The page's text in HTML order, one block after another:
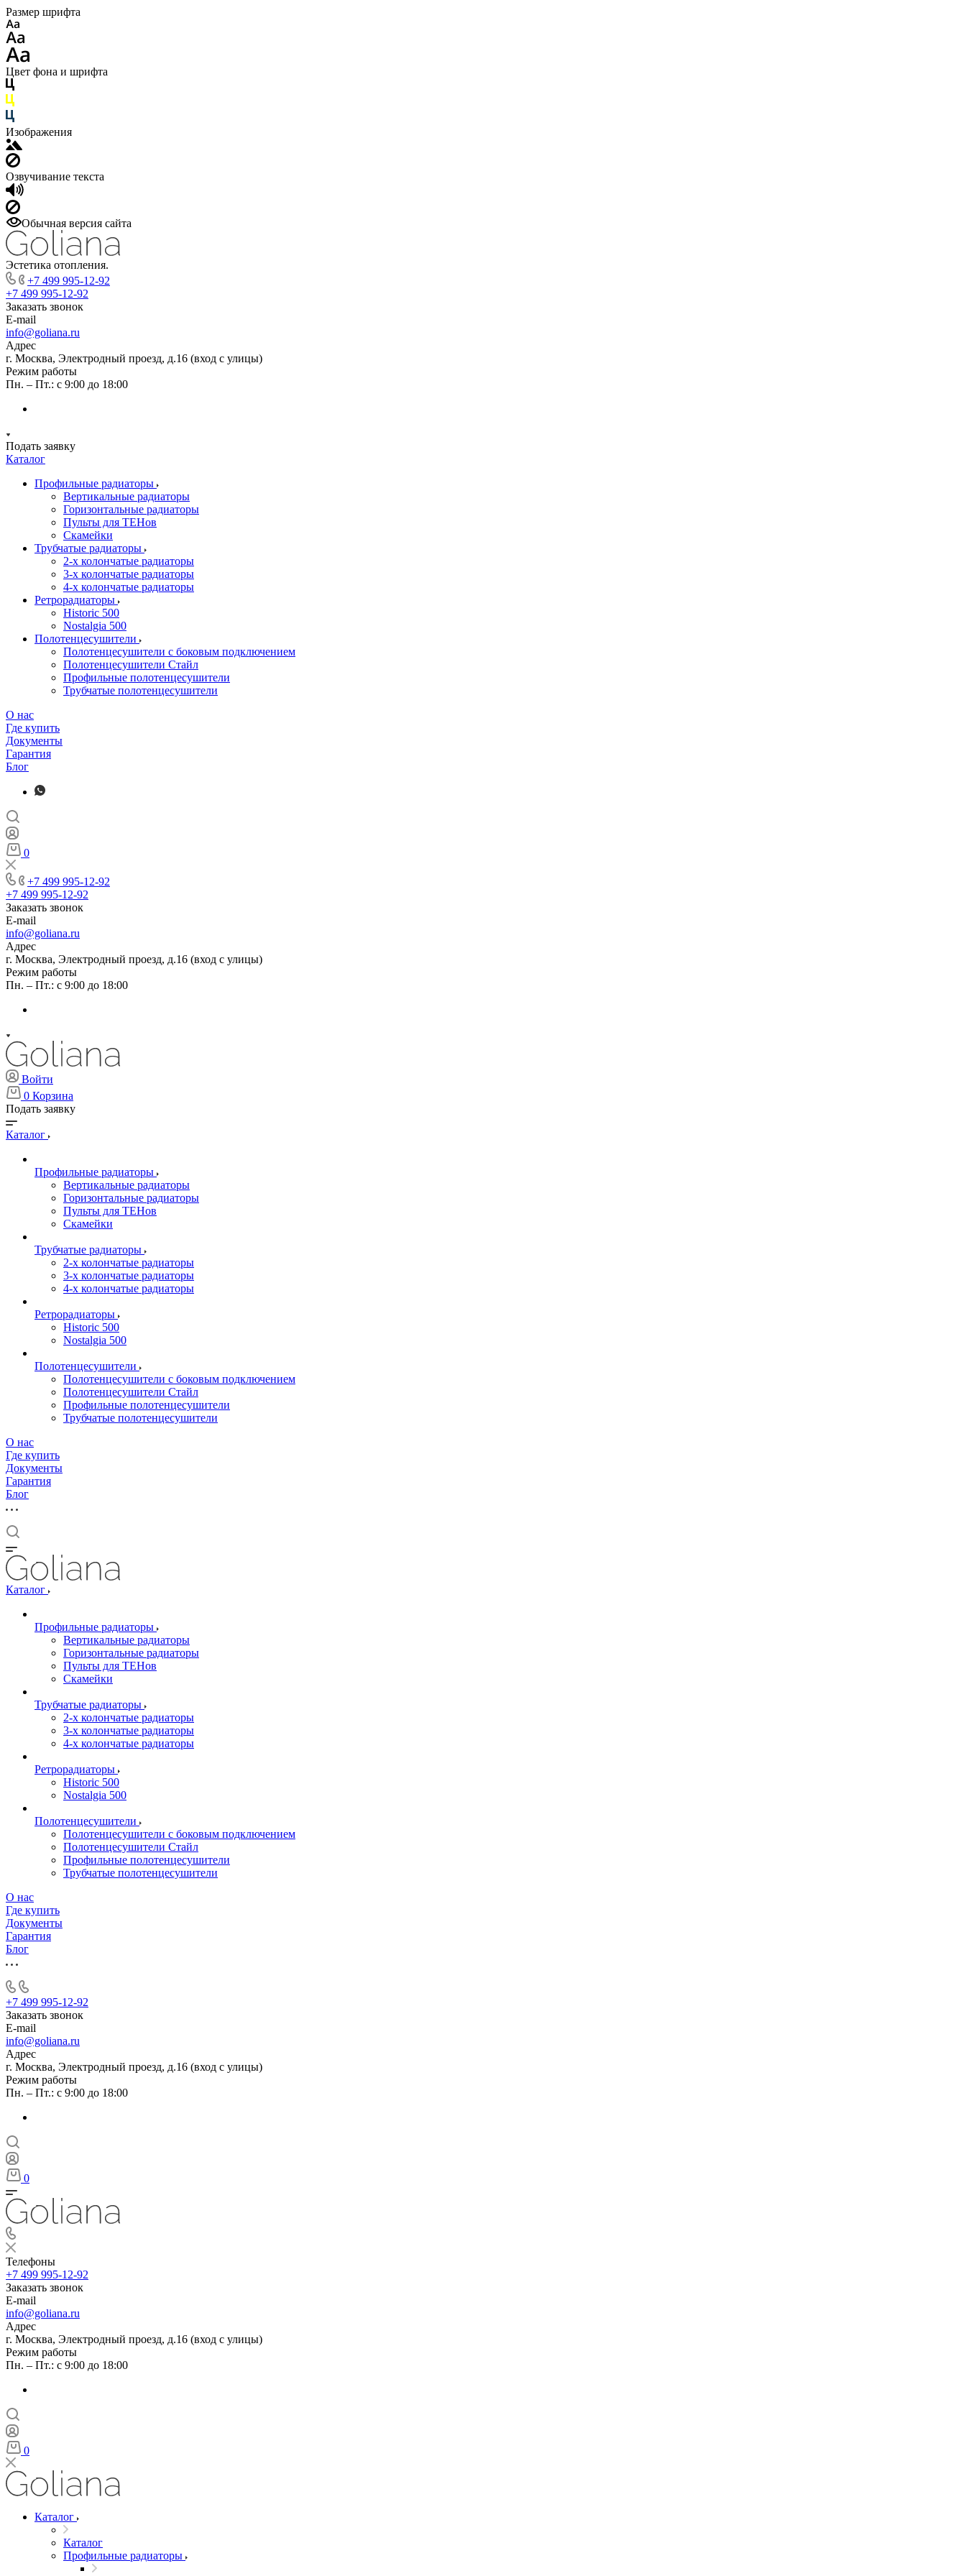
Размер шрифта
Цвет фона и шрифта
Изображения
Озвучивание текста
Обычная версия сайта
Эстетика отопления.
+7 499 995-12-92
+7 499 995-12-92
Заказать звонок
E-mail
info@goliana.ru
Адрес
г. Москва, Электродный проезд, д.16 (вход с улицы)
Режим работы
Пн. – Пт.: с 9:00 до 18:00
Подать заявку
Каталог
Профильные радиаторы
Вертикальные радиаторы
Горизонтальные радиаторы
Пульты для ТЕНов
Скамейки
Трубчатые радиаторы
2-х колончатые радиаторы
3-х колончатые радиаторы
4-х колончатые радиаторы
Ретрорадиаторы
Historic 500
Nostalgia 500
Полотенцесушители
Полотенцесушители с боковым подключением
Полотенцесушители Стайл
Профильные полотенцесушители
Трубчатые полотенцесушители
О нас
Где купить
Документы
Гарантия
Блог
0
+7 499 995-12-92
+7 499 995-12-92
Заказать звонок
E-mail
info@goliana.ru
Адрес
г. Москва, Электродный проезд, д.16 (вход с улицы)
Режим работы
Пн. – Пт.: с 9:00 до 18:00
Войти
0 Корзина
Подать заявку
Каталог
Профильные радиаторы
Вертикальные радиаторы
Горизонтальные радиаторы
Пульты для ТЕНов
Скамейки
Трубчатые радиаторы
2-х колончатые радиаторы
3-х колончатые радиаторы
4-х колончатые радиаторы
Ретрорадиаторы
Historic 500
Nostalgia 500
Полотенцесушители
Полотенцесушители с боковым подключением
Полотенцесушители Стайл
Профильные полотенцесушители
Трубчатые полотенцесушители
О нас
Где купить
Документы
Гарантия
Блог
Каталог
Профильные радиаторы
Вертикальные радиаторы
Горизонтальные радиаторы
Пульты для ТЕНов
Скамейки
Трубчатые радиаторы
2-х колончатые радиаторы
3-х колончатые радиаторы
4-х колончатые радиаторы
Ретрорадиаторы
Historic 500
Nostalgia 500
Полотенцесушители
Полотенцесушители с боковым подключением
Полотенцесушители Стайл
Профильные полотенцесушители
Трубчатые полотенцесушители
О нас
Где купить
Документы
Гарантия
Блог
+7 499 995-12-92
Заказать звонок
E-mail
info@goliana.ru
Адрес
г. Москва, Электродный проезд, д.16 (вход с улицы)
Режим работы
Пн. – Пт.: с 9:00 до 18:00
0
Телефоны
+7 499 995-12-92
Заказать звонок
E-mail
info@goliana.ru
Адрес
г. Москва, Электродный проезд, д.16 (вход с улицы)
Режим работы
Пн. – Пт.: с 9:00 до 18:00
0
Каталог
Каталог
Профильные радиаторы